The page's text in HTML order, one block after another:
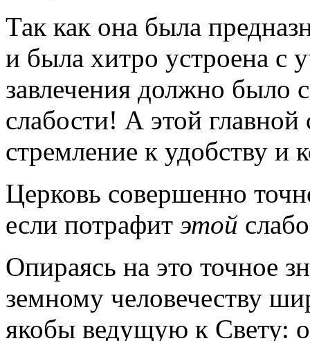
Так как она была
и была хитро устроена с
завлечения должно было
слабости! А этой
стремление к удобству и
Церковь совершенно
если потрафит этой
Опираясь на это точное
земному человечеству
якобы ведущую к Свету: